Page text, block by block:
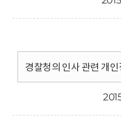
경찰청의 인사 관련 개